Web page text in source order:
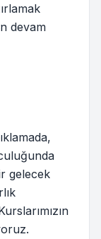
devam
gelecek